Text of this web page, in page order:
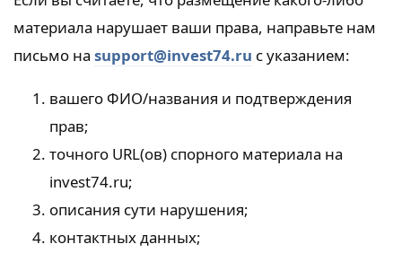
материала нарушает ваши права, направьте нам
письмо на support@invest74.ru с указанием:
вашего ФИО/названия и подтверждения
прав;
точного URL(ов) спорного материала на
invest74.ru;
описания сути нарушения;
контактных данных;